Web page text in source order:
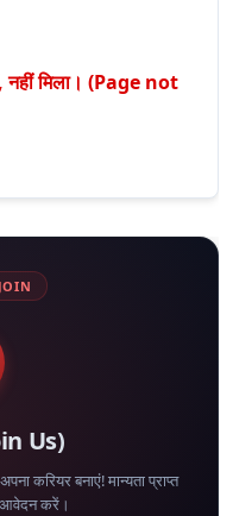
मिला। (Page not
Us)
करियर बनाएं! मान्यता प्राप्त
आवेदन करें।